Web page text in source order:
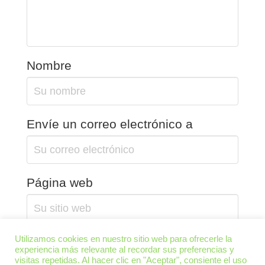
Nombre
Envíe un correo electrónico a
Página web
Guarda mi nombre, correo electrónico y sitio web en este
navegador para la próxima vez que comente.
Utilizamos cookies en nuestro sitio web para ofrecerle la
experiencia más relevante al recordar sus preferencias y
visitas repetidas. Al hacer clic en "Aceptar", consiente el uso